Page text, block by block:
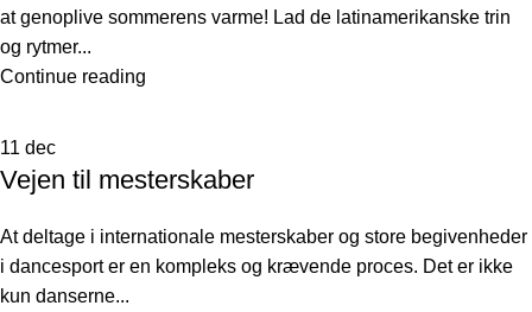
at genoplive sommerens varme! Lad de latinamerikanske trin
og rytmer...
Continue reading
11 dec
Vejen til mesterskaber
At deltage i internationale mesterskaber og store begivenheder
i dancesport er en kompleks og krævende proces. Det er ikke
kun danserne...